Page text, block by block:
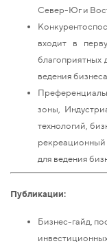
Север-Юг и
входит в
благоприятных
ведения
зоны,
технологий,
рекреационный
для ведения
Публикации:
Бизнес-гайд,